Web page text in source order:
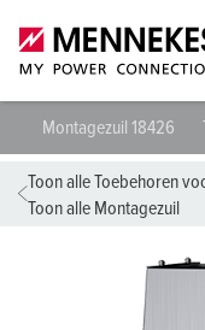
Montagezuil 18426
Toon alle Toebehoren
Toon alle Montagezuil